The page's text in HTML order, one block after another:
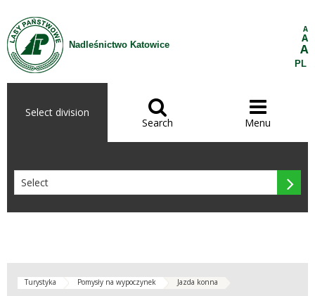
Skip to Content
Nadleśnictwo Katowice
A
A
A
PL
Select division 
Search

Menu

Turystyka Pomysły na wypoczynek Jazda konna